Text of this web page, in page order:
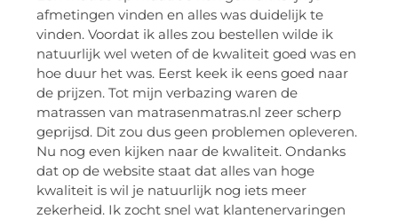
afmetingen vinden en alles was duidelijk te
vinden. Voordat ik alles zou bestellen wilde ik
natuurlijk wel weten of de kwaliteit goed was en
hoe duur het was. Eerst keek ik eens goed naar
de prijzen. Tot mijn verbazing waren de
matrassen van matrasenmatras.nl zeer scherp
geprijsd. Dit zou dus geen problemen opleveren.
Nu nog even kijken naar de kwaliteit. Ondanks
dat op de website staat dat alles van hoge
kwaliteit is wil je natuurlijk nog iets meer
zekerheid. Ik zocht snel wat klantenervaringen